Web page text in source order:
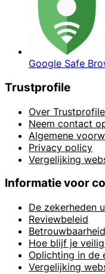
Google Safe
Trustprofile
Over Trustprofile
Neem contact
Algemene
Privacy policy
Vergelijking
Informatie voor
De zekerheden
Reviewbeleid
Hoe blijf je
Oplichting in de
Vergelijking